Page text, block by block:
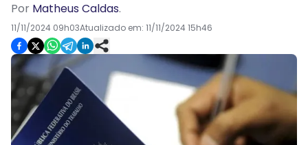
Por Matheus Caldas.
11/11/2024 09h03Atualizado em: 11/11/2024 15h46